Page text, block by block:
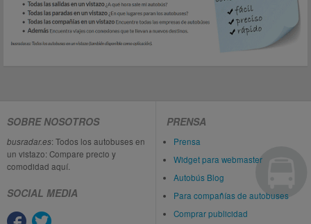
SOBRE NOSOTROS
busradar.es: Todos los autobuses en
un vistazo: Compare precio y
comodidad aquí.
SOCIAL MEDIA
PRENSA
Prensa
Widget para webmaster
Autobús Blog
Para compañías de autobuses
Comprar publicidad